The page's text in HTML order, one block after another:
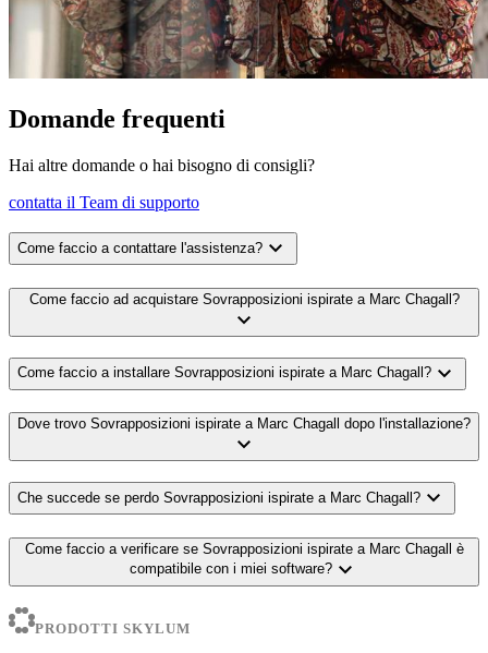
Domande frequenti
Hai altre domande o hai bisogno di consigli?
contatta il Team di supporto
Come faccio a contattare l'assistenza? expand_more
Come faccio ad acquistare Sovrapposizioni ispirate a Marc Chagall?
expand_more
Come faccio a installare Sovrapposizioni ispirate a Marc Chagall? expand_more
Dove trovo Sovrapposizioni ispirate a Marc Chagall dopo l'installazione?
expand_more
Che succede se perdo Sovrapposizioni ispirate a Marc Chagall? expand_more
Come faccio a verificare se Sovrapposizioni ispirate a Marc Chagall è
compatibile con i miei software? expand_more
PRODOTTI SKYLUM